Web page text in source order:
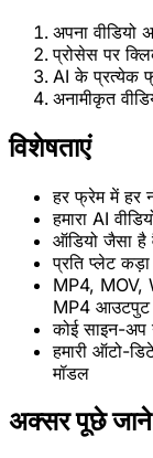
अपना
प्रोसेस पर
AI के प्रत्येक
अनामीकृत
विशेषताएं
हर फ्रेम में हर
हमारा AI
ऑडियो जैसा है
प्रति प्लेट
MP4, MOV,
MP4 आउटपुट
कोई साइन-अप
हमारी ऑटो-
मॉडल
अक्सर पूछे